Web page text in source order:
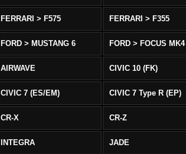
FERRARI > F575 FERRARI > F355
FORD > MUSTANG 6 FORD > FOCUS MK4
AIRWAVE CIVIC 10 (FK)
CIVIC 7 (ES/EM) CIVIC 7 Type R (EP)
CR-X CR-Z
INTEGRA JADE